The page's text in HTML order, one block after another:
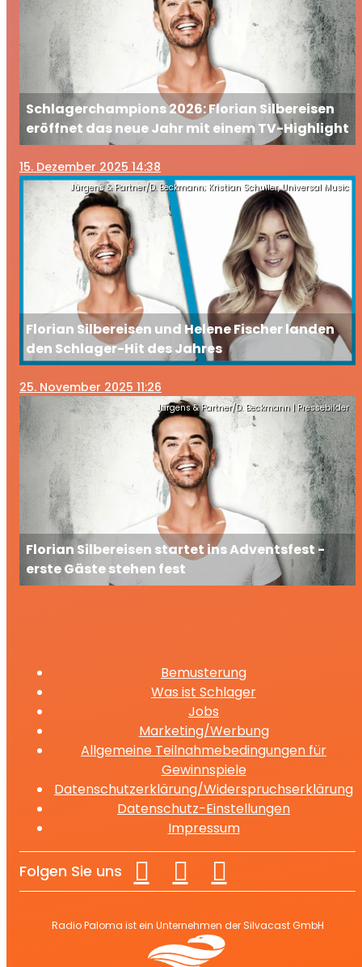
Schlagerchampions 2026: Florian Silbereisen
eröffnet das neue Jahr mit einem TV-Highlight
15. Dezember 2025 14:38
Jürgens & Partner/D. Beckmann; Kristian Schuller, Universal Music
Florian Silbereisen und Helene Fischer landen
den Schlager-Hit des Jahres
25. November 2025 11:26
Jürgens & Partner/D. Beckmann | Pressebilder
Florian Silbereisen startet ins Adventsfest -
erste Gäste stehen fest
Bemusterung
Was ist Schlager
Jobs
Marketing/Werbung
Allgemeine Teilnahmebedingungen für
Gewinnspiele
Datenschutzerklärung/Widerspruchserklärung
Datenschutz-Einstellungen
Impressum
Folgen Sie uns
Radio Paloma ist ein Unternehmen der Silvacast GmbH